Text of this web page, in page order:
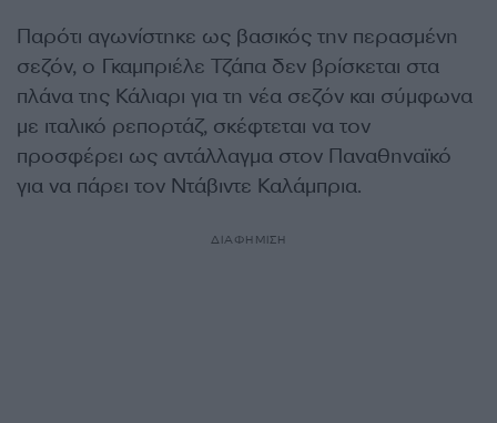
Παρότι αγωνίστηκε ως βασικός την περασμένη
σεζόν, ο Γκαμπριέλε Τζάπα δεν βρίσκεται στα
πλάνα της Κάλιαρι για τη νέα σεζόν και σύμφωνα
με ιταλικό ρεπορτάζ, σκέφτεται να τον
προσφέρει ως αντάλλαγμα στον Παναθηναϊκό
για να πάρει τον Ντάβιντε Καλάμπρια.
ΔΙΑΦΗΜΙΣΗ